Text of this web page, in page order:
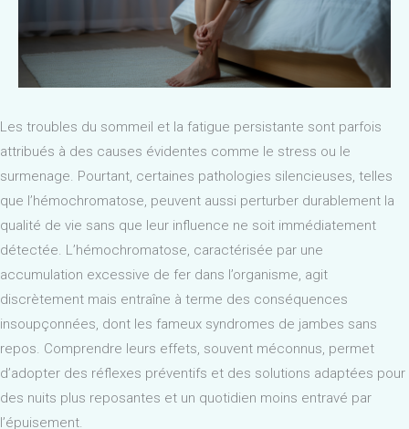
Les troubles du sommeil et la fatigue persistante sont parfois
attribués à des causes évidentes comme le stress ou le
surmenage. Pourtant, certaines pathologies silencieuses, telles
que l’hémochromatose, peuvent aussi perturber durablement la
qualité de vie sans que leur influence ne soit immédiatement
détectée. L’hémochromatose, caractérisée par une
accumulation excessive de fer dans l’organisme, agit
discrètement mais entraîne à terme des conséquences
insoupçonnées, dont les fameux syndromes de jambes sans
repos. Comprendre leurs effets, souvent méconnus, permet
d’adopter des réflexes préventifs et des solutions adaptées pour
des nuits plus reposantes et un quotidien moins entravé par
l’épuisement.